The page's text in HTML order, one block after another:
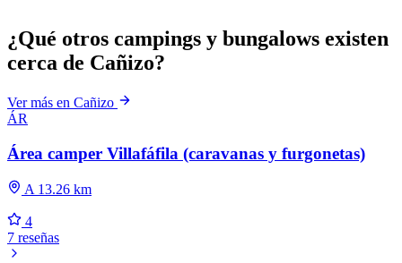
¿Qué otros campings y bungalows existen
cerca de Cañizo?
Ver más en Cañizo
ÁR
Área camper Villafáfila (caravanas y furgonetas)
A 13.26 km
4
7 reseñas